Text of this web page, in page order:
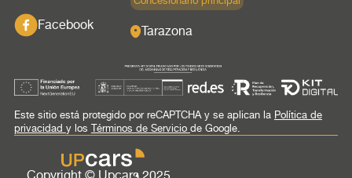
Facebook Tarazona
Este sitio está protegido por reCAPTCHA y se aplican la Política de
privacidad y los Términos de Servicio de Google.